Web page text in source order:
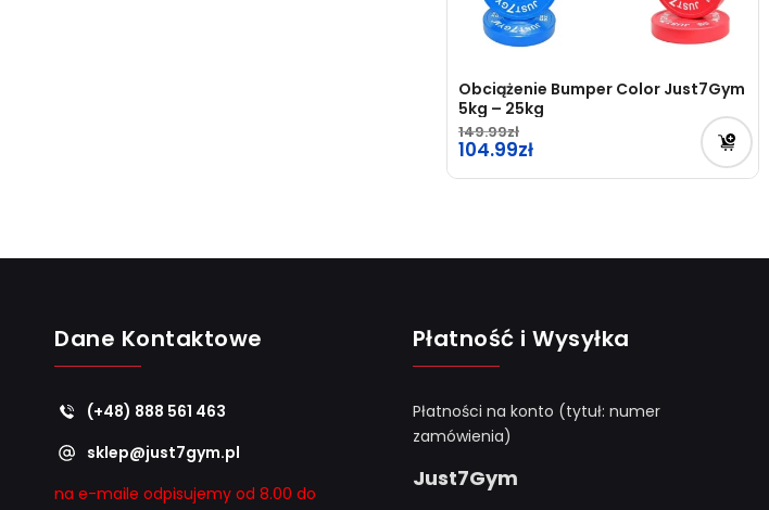
Obciążenie Bumper Color Just7Gym
5kg – 25kg
149.99
104.99
Dane Kontaktowe
(+48) 888 561 463
sklep@just7gym.pl
na e-maile odpisujemy od 8.00 do
Płatność i Wysyłka
Płatności na konto (tytuł: numer
zamówienia)
Just7Gym